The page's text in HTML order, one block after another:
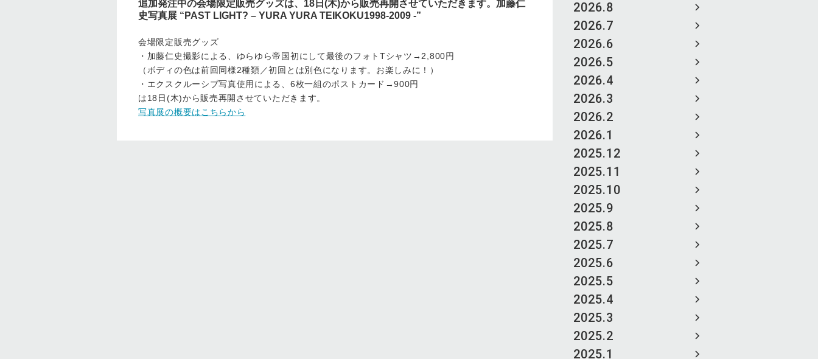
2026.8
2026.7
2026.6
2026.5
2026.4
2026.3
2026.2
2026.1
2025.12
2025.11
2025.10
2025.9
2025.8
2025.7
2025.6
2025.5
2025.4
2025.3
2025.2
2025.1
追加発注中の会場限定販売グッズは、18日(木)から販売再開させていただきます。加藤仁
史写真展 “PAST LIGHT? – YURA YURA TEIKOKU1998-2009 -”
会場限定販売グッズ
・加藤仁史撮影による、ゆらゆら帝国初にして最後のフォトTシャツ→2,800円
（ボディの色は前回同様2種類／初回とは別色になります。お楽しみに！）
・エクスクルーシブ写真使用による、6枚一組のポストカード→900円
は18日(木)から販売再開させていただきます。
写真展の概要はこちらから